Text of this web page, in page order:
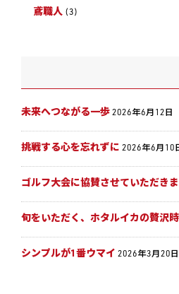
鳶職人 (3)
未来へつながる一歩2026年6月12日
挑戦する心を忘れずに 2026年6月10
ゴルフ大会に協賛させていただき
旬をいただく、ホタルイカの贅沢
シンプルが1番ウマイ 2026年3月20日